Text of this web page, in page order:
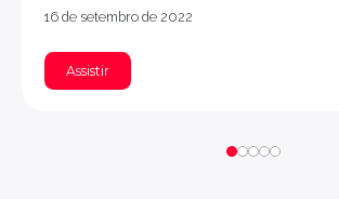
16 de setembro de 2022
Assistir